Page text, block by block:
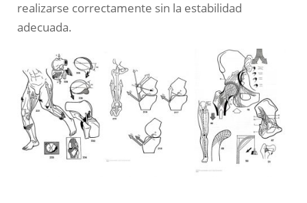
realizarse correctamente sin la estabilidad
adecuada.